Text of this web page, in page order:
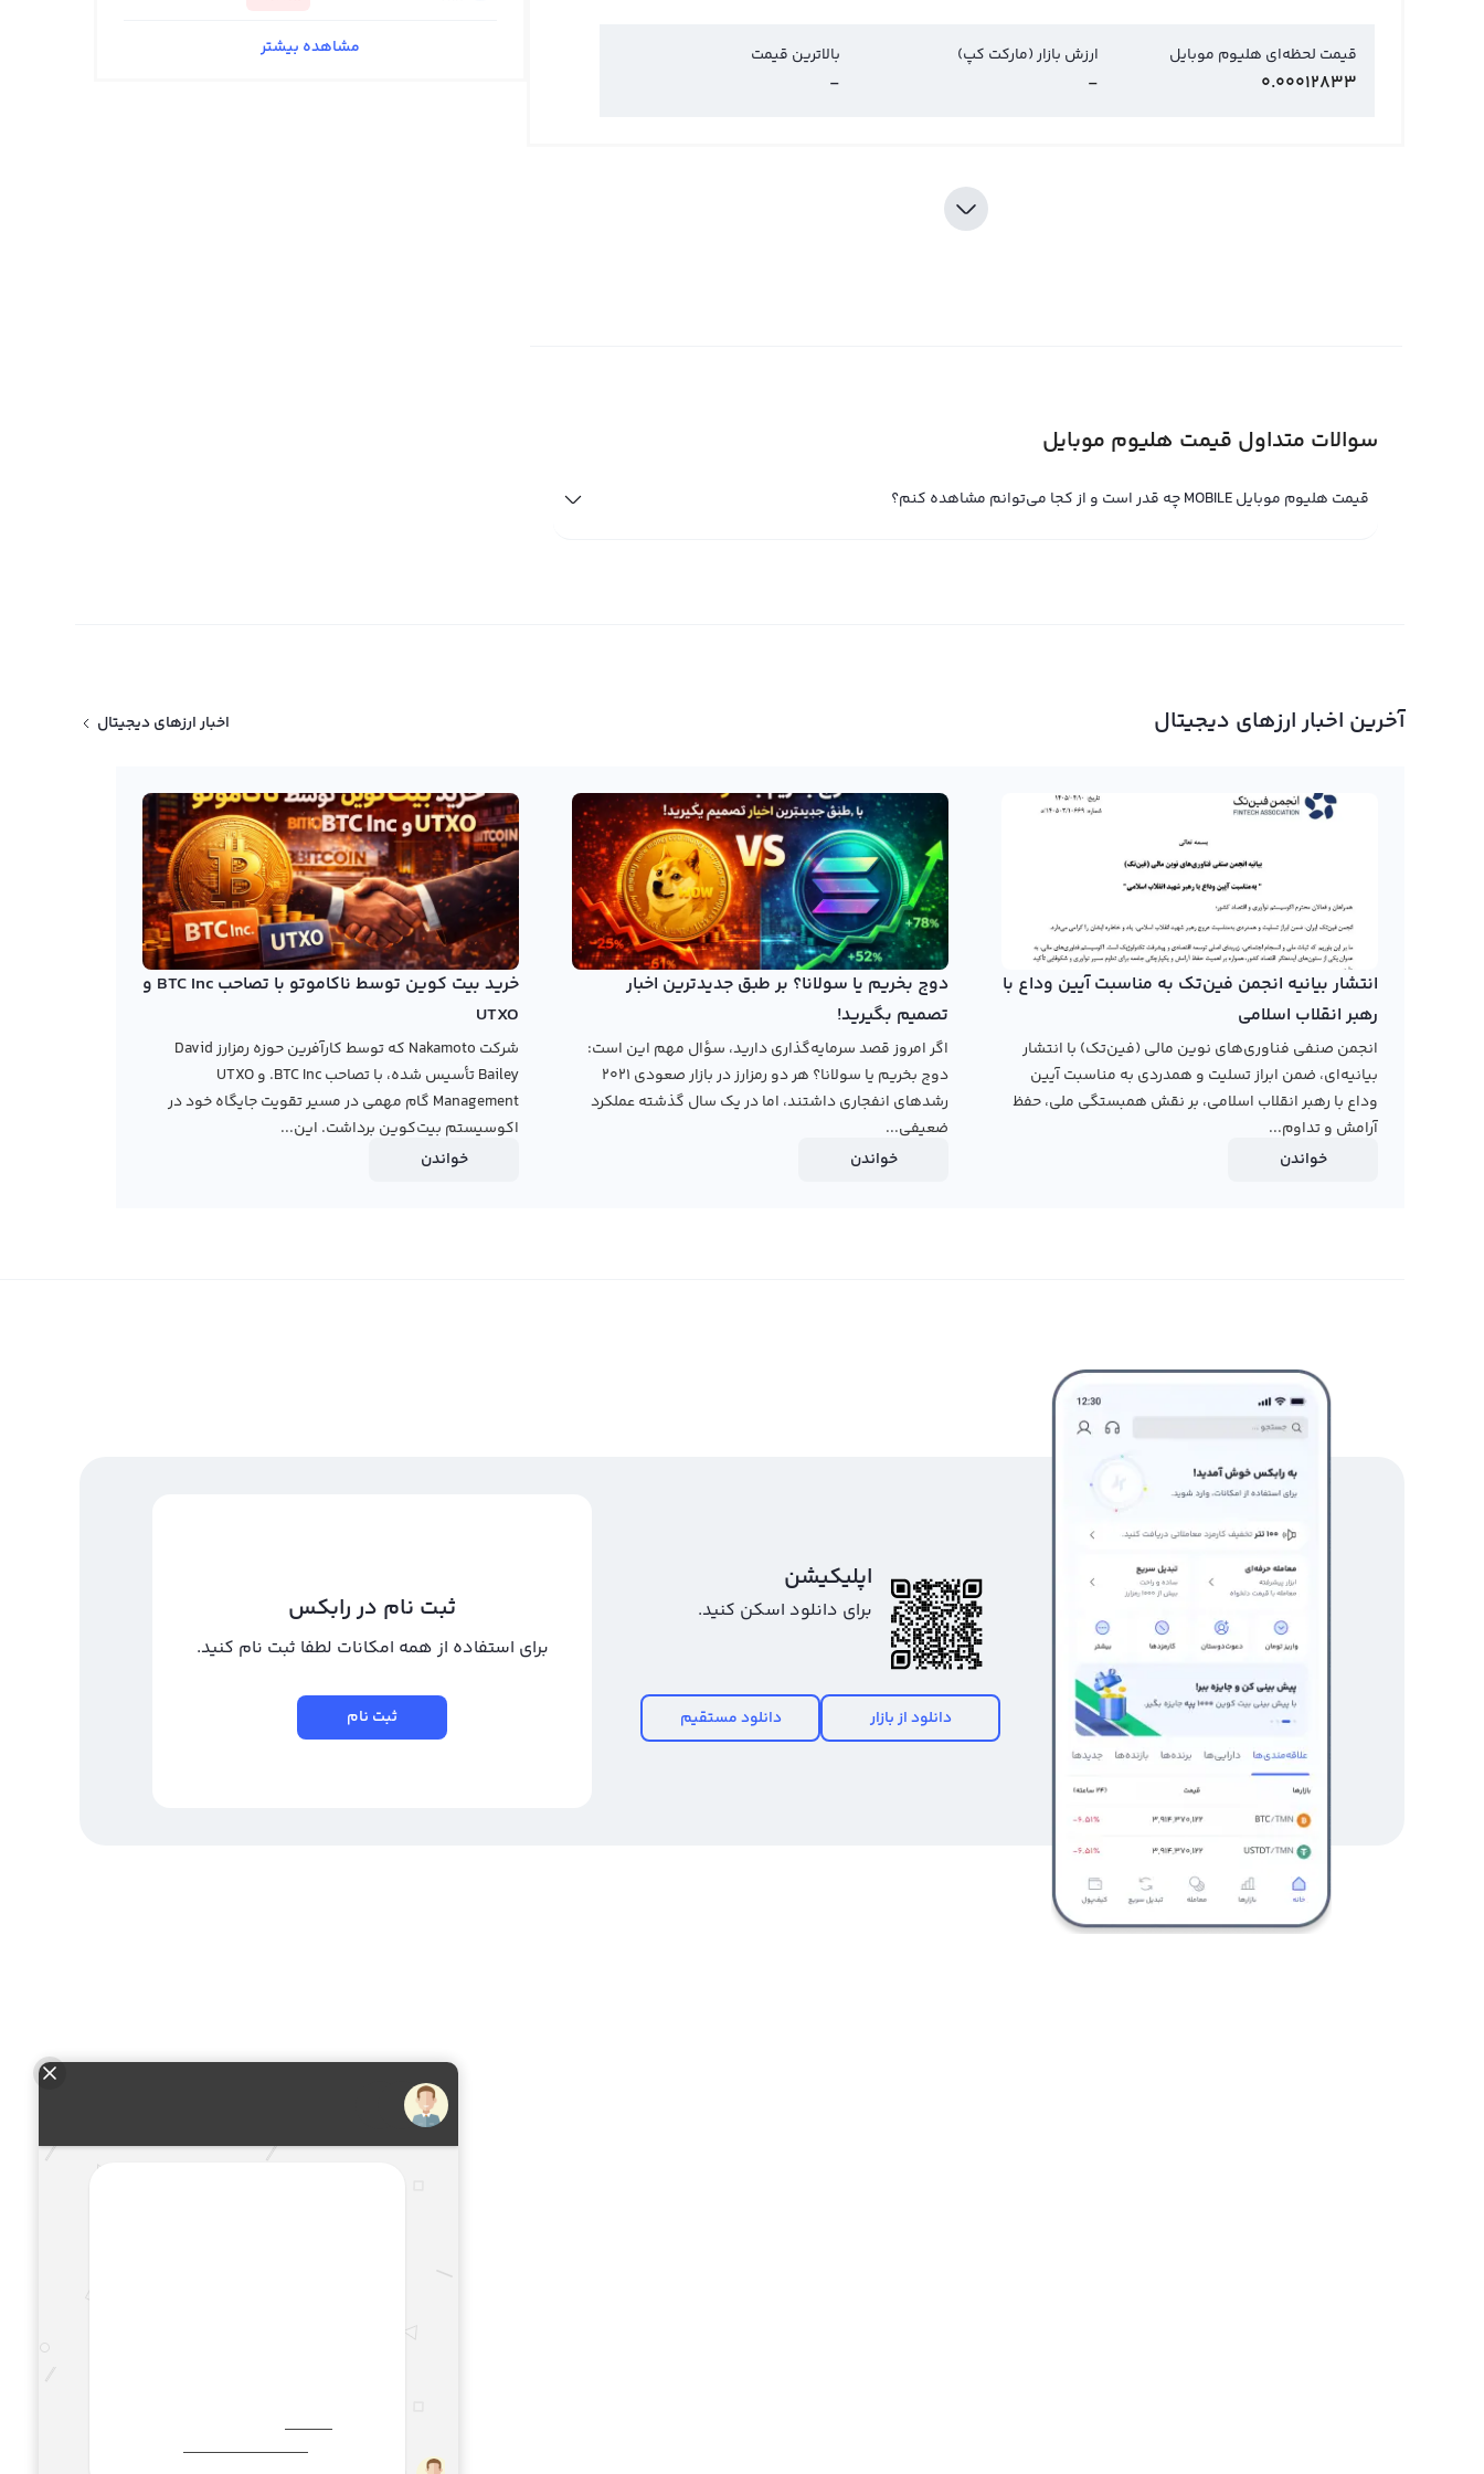
قیمت لحظه‌ای هلیوم موبایل
0.00012833
ارزش بازار (مارکت کپ)
-
بالاترین قیمت
-
سوالات متداول قیمت هلیوم موبایل
قیمت هلیوم موبایل MOBILE چه قدر است و از کجا می‌توانم مشاهده کنم؟
آخرین اخبار ارزهای دیجیتال اخبار ارزهای دیجیتال
انتشار بیانیه انجمن فین‌تک به مناسبت آیین وداع با
رهبر انقلاب اسلامی
انجمن صنفی فناوری‌های نوین مالی (فین‌تک) با انتشار
بیانیه‌ای، ضمن ابراز تسلیت و همدردی به مناسبت آیین
وداع با رهبر انقلاب اسلامی، بر نقش همبستگی ملی، حفظ
آرامش و تداوم...
خواندن
دوج بخریم یا سولانا؟ بر طبق جدیدترین اخبار
تصمیم بگیرید!
اگر امروز قصد سرمایه‌گذاری دارید، سؤال مهم این است:
دوج بخریم یا سولانا؟ هر دو رمزارز در بازار صعودی ۲۰۲۱
رشدهای انفجاری داشتند، اما در یک سال گذشته عملکرد
ضعیفی...
خواندن
خرید بیت کوین توسط ناکاموتو با تصاحب BTC Inc و
UTXO
شرکت Nakamoto که توسط کارآفرین حوزه رمزارز David
Bailey تأسیس شده، با تصاحب BTC Inc. و UTXO
Management گام مهمی در مسیر تقویت جایگاه خود در
اکوسیستم بیت‌کوین برداشت. این...
خواندن
اپلیکیشن
برای دانلود اسکن کنید.
دانلود از بازار دانلود مستقیم
ثبت نام در رابکس
برای استفاده از همه امکانات لطفا ثبت نام کنید.
ثبت نام
مشاهده بیشتر